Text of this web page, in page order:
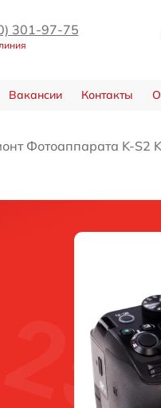
301-97-75
Вакансии Контакты
Фотоаппарата K-S2